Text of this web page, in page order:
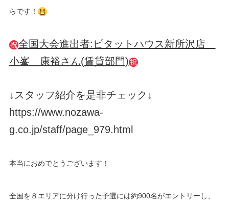
らです！
全国大会進出者:ピタットハウス新所沢店
小峯 康裕さん(賃貸部門)
↓スタッフ紹介を是非チェック↓
https://www.nozawa-
g.co.jp/staff/page_979.html
本当におめでとうございます！
全国を８エリアに分け行った予選には約900名がエントリーし、